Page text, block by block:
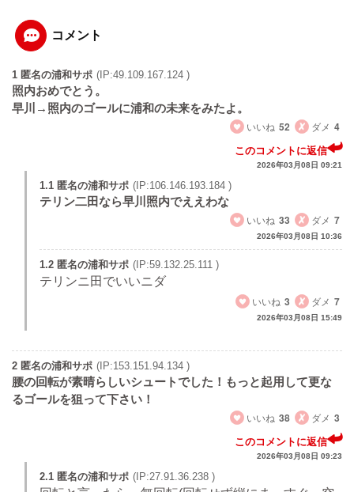
コメント
1 匿名の浦和サポ (IP:49.109.167.124 )
照内おめでとう。
早川→照内のゴールに浦和の未来をみたよ。
いいね 52 ダメ 4
このコメントに返信
2026年03月08日 09:21
1.1 匿名の浦和サポ (IP:106.146.193.184 )
テリン二田なら早川照内でええわな
いいね 33 ダメ 7
2026年03月08日 10:36
1.2 匿名の浦和サポ (IP:59.132.25.111 )
テリンニ田でいいニダ
いいね 3 ダメ 7
2026年03月08日 15:49
2 匿名の浦和サポ (IP:153.151.94.134 )
腰の回転が素晴らしいシュートでした！もっと起用して更な
るゴールを狙って下さい！
いいね 38 ダメ 3
このコメントに返信
2026年03月08日 09:23
2.1 匿名の浦和サポ (IP:27.91.36.238 )